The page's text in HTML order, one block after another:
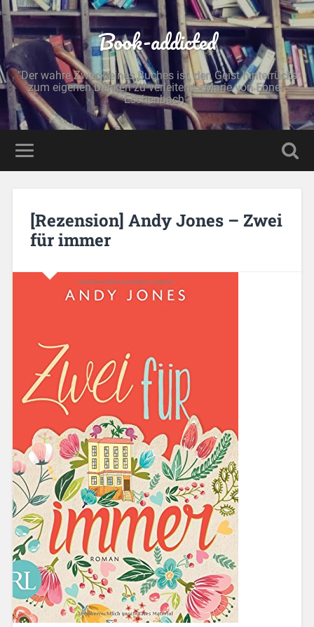
Book-addicted
"Der wahre Zweck eines Buches ist, den Geist hinterrücks
zum eigenen Denken zu verleiten." - Marie von Ebner-
Eschenbach -
[Rezension] Andy Jones – Zwei
für immer